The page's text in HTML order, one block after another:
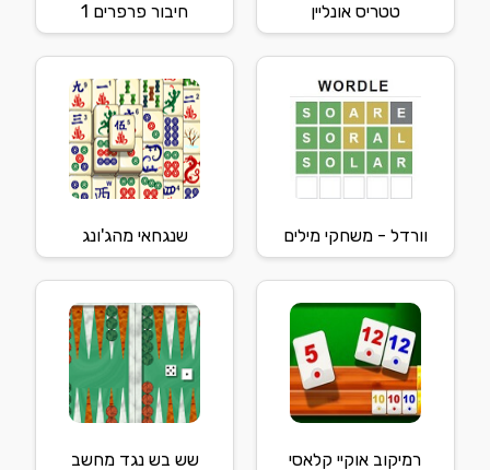
טטריס אונליין חיבור פרפרים 1
וורדל - משחקי מילים שנגחאי מהג'ונג
רמיקוב אוקיי קלאסי שש בש נגד מחשב